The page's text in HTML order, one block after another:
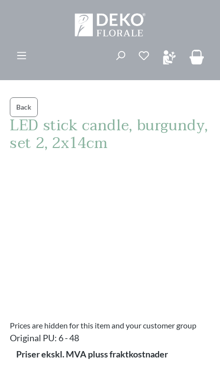
Du har 0
Back
LED stick candle, burgundy,
set 2, 2x14cm
Prices are hidden for this item and your customer group
Original PU: 6 - 48
Priser ekskl. MVA pluss fraktkostnader